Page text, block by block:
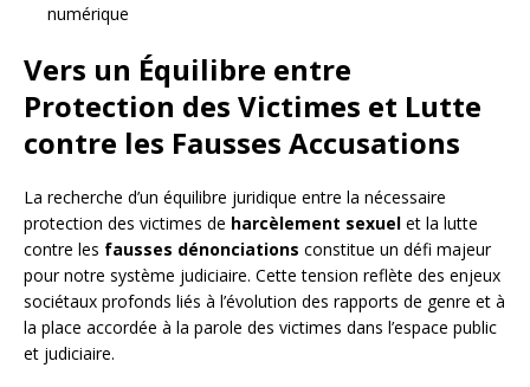
numérique
Vers un Équilibre entre
Protection des Victimes et Lutte
contre les Fausses Accusations
La recherche d’un équilibre juridique entre la nécessaire
protection des victimes de harcèlement sexuel et la lutte
contre les fausses dénonciations constitue un défi majeur
pour notre système judiciaire. Cette tension reflète des enjeux
sociétaux profonds liés à l’évolution des rapports de genre et à
la place accordée à la parole des victimes dans l’espace public
et judiciaire.